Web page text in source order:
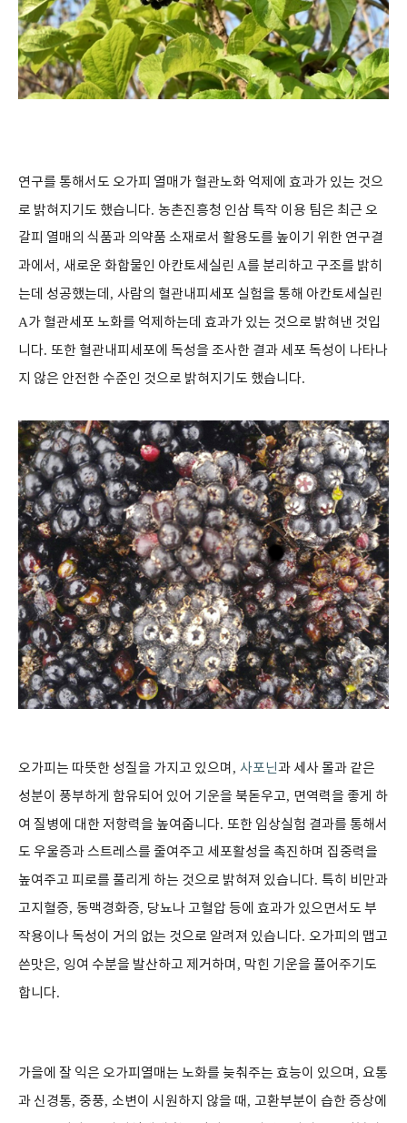
연구를 통해서도 오가피 열매가 혈관노화 억제에 효과가 있는 것으
로 밝혀지기도 했습니다. 농촌진흥청 인삼 특작 이용 팀은 최근 오
갈피 열매의 식품과 의약품 소재로서 활용도를 높이기 위한 연구결
과에서 , 새로운 화합물인 아칸토세실린 A를 분리하고 구조를 밝히
는데 성공했는데 , 사람의 혈관내피세포 실험을 통해 아칸토세실린
A가 혈관세포 노화를 억제하는데 효과가 있는 것으로 밝혀낸 것입
니다. 또한 혈관내피세포에 독성을 조사한 결과 세포 독성이 나타나
지 않은 안전한 수준인 것으로 밝혀지기도 했습니다.
오가피는 따뜻한 성질을 가지고 있으며 , 사포닌과 세사 몰과 같은
성분이 풍부하게 함유되어 있어 기운을 북돋우고, 면역력을 좋게 하
여 질병에 대한 저항력을 높여줍니다. 또한 임상실험 결과를 통해서
도 우울증과 스트레스를 줄여주고 세포활성을 촉진하며 집중력을
높여주고 피로를 풀리게 하는 것으로 밝혀져 있습니다. 특히 비만과
고지혈증, 동맥경화증, 당뇨나 고혈압 등에 효과가 있으면서도 부
작용이나 독성이 거의 없는 것으로 알려져 있습니다. 오가피의 맵고
쓴맛은, 잉여 수분을 발산하고 제거하며 , 막힌 기운을 풀어주기도
합니다.
가을에 잘 익은 오가피열매는 노화를 늦춰주는 효능이 있으며 , 요통
과 신경통, 중풍, 소변이 시원하지 않을 때 , 고환부분이 습한 증상에